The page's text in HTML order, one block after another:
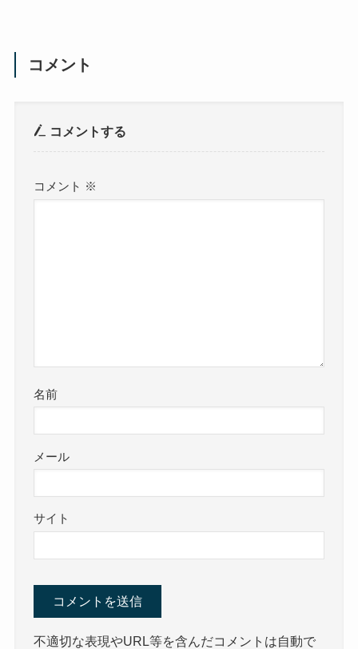
コメント
コメントする
コメント ※
名前
メール
サイト
不適切な表現やURL等を含んだコメントは自動で